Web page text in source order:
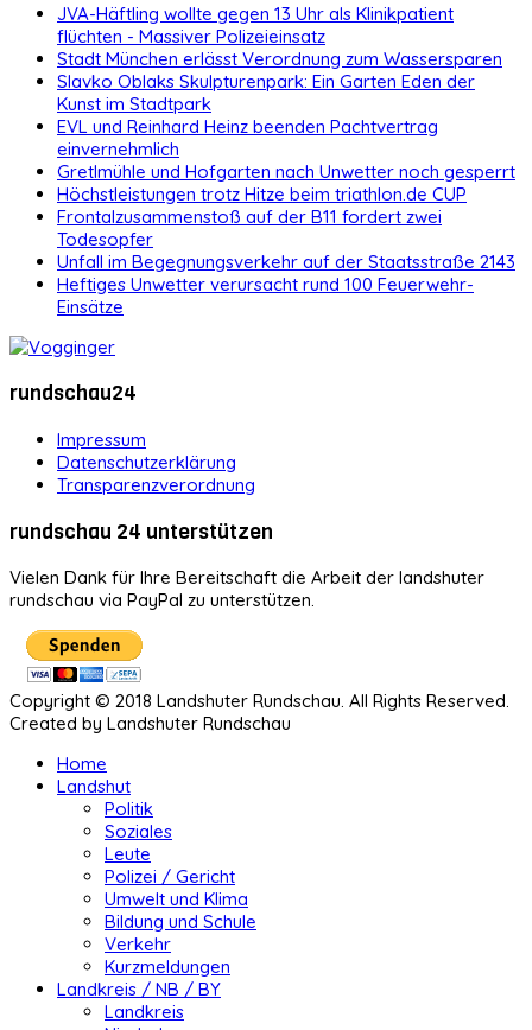
JVA-Häftling wollte gegen 13 Uhr als Klinikpatient
flüchten - Massiver Polizeieinsatz
Stadt München erlässt Verordnung zum Wassersparen
Slavko Oblaks Skulpturenpark: Ein Garten Eden der
Kunst im Stadtpark
EVL und Reinhard Heinz beenden Pachtvertrag
einvernehmlich
Gretlmühle und Hofgarten nach Unwetter noch gesperrt
Höchstleistungen trotz Hitze beim triathlon.de CUP
Frontalzusammenstoß auf der B11 fordert zwei
Todesopfer
Unfall im Begegnungsverkehr auf der Staatsstraße 2143
Heftiges Unwetter verursacht rund 100 Feuerwehr-
Einsätze
rundschau24
Impressum
Datenschutzerklärung
Transparenzverordnung
rundschau 24 unterstützen
Vielen Dank für Ihre Bereitschaft die Arbeit der landshuter
rundschau via PayPal zu unterstützen.
Copyright © 2018 Landshuter Rundschau. All Rights Reserved.
Created by Landshuter Rundschau
Home
Landshut
Politik
Soziales
Leute
Polizei / Gericht
Umwelt und Klima
Bildung und Schule
Verkehr
Kurzmeldungen
Landkreis / NB / BY
Landkreis